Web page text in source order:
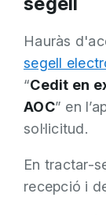
Hauràs
segell
“Cedit en
AOC” en
sol·licitud.
En tractar-
recepció i